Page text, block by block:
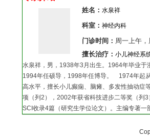
姓名： 水泉祥
科室： 神经内科
门诊时间： 周一上午
擅长治疗： 小儿神经系
水泉祥，男，1938年3月出生。1964年毕业
1994年任硕导，1998年任博导。 1974年起
高水平，擅长小儿癫痫、脑瘫、多发性抽动症
项（列2），2002年获省科技进步二等奖（列
SCI收录4篇（研究生学位论文）。主编专著一